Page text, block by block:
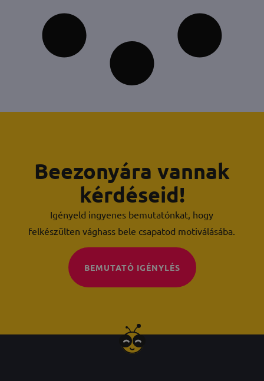
Beezonyára vannak
kérdéseid!
Igényeld ingyenes bemutatónkat, hogy
felkészülten vághass bele csapatod motiválásába.
BEMUTATÓ IGÉNYLÉS